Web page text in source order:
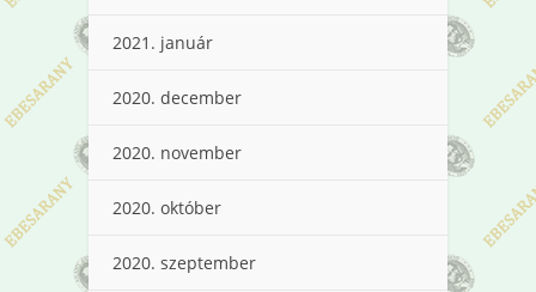
2021. január
2020. december
2020. november
2020. október
2020. szeptember